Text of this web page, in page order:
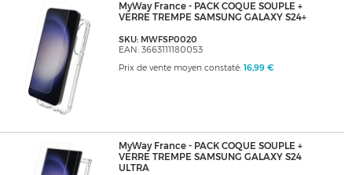
MyWay France - PACK COQUE SOUPLE +
VERRE TREMPE SAMSUNG GALAXY S24+
SKU: MWFSP0020
EAN: 3663111180053
Prix de vente moyen constaté: 16,99 €
MyWay France - PACK COQUE SOUPLE +
VERRE TREMPE SAMSUNG GALAXY S24
ULTRA